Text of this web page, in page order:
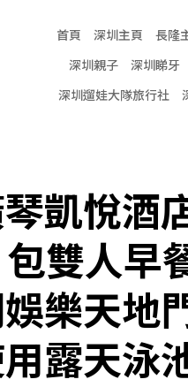
首頁 深圳主頁 長隆
深圳親子
深圳睇牙
深圳遛娃大隊旅行社
琴凱悅
雙人早
樂天地
露天泳